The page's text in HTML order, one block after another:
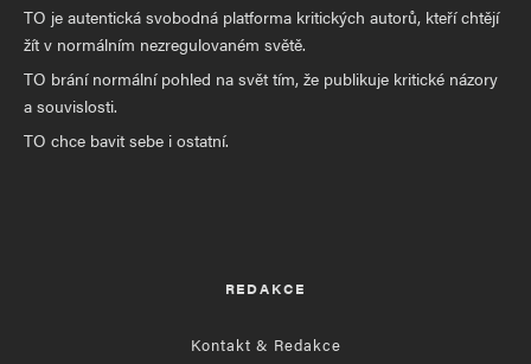
TO je autentická svobodná platforma kritických autorů, kteří chtějí
žít v normálním nezregulovaném světě.
TO brání normální pohled na svět tím, že publikuje kritické názory
a souvislosti.
TO chce bavit sebe i ostatní.
REDAKCE
Kontakt & Redakce